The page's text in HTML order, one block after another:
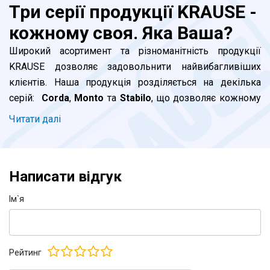
Три серії продукції KRAUSE -
кожному своя. Яка Ваша?
Широкий асортимент та різноманітність продукції
KRAUSE дозволяє задовольнити найвибагливіших
клієнтів. Наша продукція розділяється на декілька
серій:
Corda, Monto та Stabilo, що дозволяє кожному
клієнту підібрати відповідну до його потреб драбину. В
Серія Corda.Ідеально підходить для побутового
задовольнить клієнтів, які планують нечасте
виробництві використовується алюмінієвий профіль
стандартної товщини. Опорна траверса у приставних та
Читати далi
Написати відгук
Iм`я
Рейтинг